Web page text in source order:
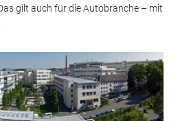
gilt auch für die Autobranche – mit